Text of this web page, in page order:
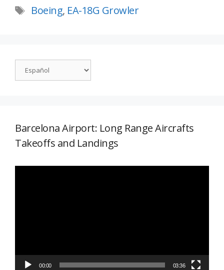
Boeing, EA-18G Growler
Barcelona Airport: Long Range Aircrafts
Takeoffs and Landings
00:00 03:36